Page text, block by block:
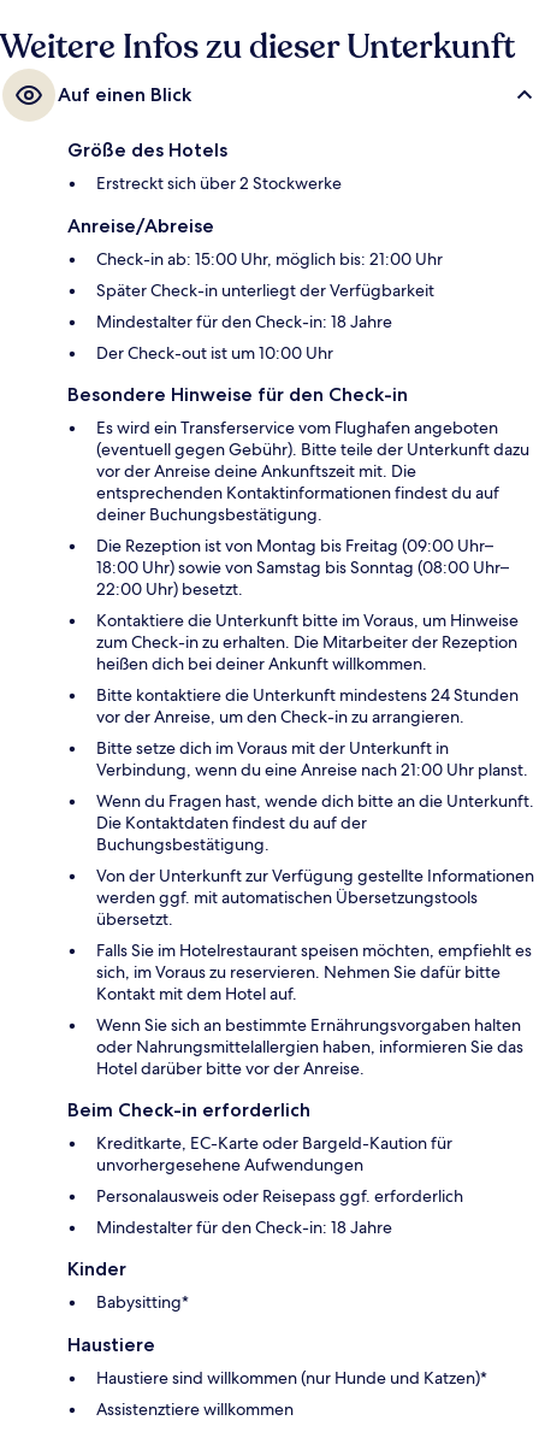
Weitere Infos zu dieser Unterkunft
Auf einen Blick
Größe des Hotels
Erstreckt sich über 2 Stockwerke
Anreise/Abreise
Check-in ab: 15:00 Uhr, möglich bis: 21:00 Uhr
Später Check-in unterliegt der Verfügbarkeit
Mindestalter für den Check-in: 18 Jahre
Der Check-out ist um 10:00 Uhr
Besondere Hinweise für den Check-in
Es wird ein Transferservice vom Flughafen angeboten
(eventuell gegen Gebühr). Bitte teile der Unterkunft dazu
vor der Anreise deine Ankunftszeit mit. Die
entsprechenden Kontaktinformationen findest du auf
deiner Buchungsbestätigung.
Die Rezeption ist von Montag bis Freitag (09:00 Uhr–
18:00 Uhr) sowie von Samstag bis Sonntag (08:00 Uhr–
22:00 Uhr) besetzt.
Kontaktiere die Unterkunft bitte im Voraus, um Hinweise
zum Check-in zu erhalten. Die Mitarbeiter der Rezeption
heißen dich bei deiner Ankunft willkommen.
Bitte kontaktiere die Unterkunft mindestens 24 Stunden
vor der Anreise, um den Check-in zu arrangieren.
Bitte setze dich im Voraus mit der Unterkunft in
Verbindung, wenn du eine Anreise nach 21:00 Uhr planst.
Wenn du Fragen hast, wende dich bitte an die Unterkunft.
Die Kontaktdaten findest du auf der
Buchungsbestätigung.
Von der Unterkunft zur Verfügung gestellte Informationen
werden ggf. mit automatischen Übersetzungstools
übersetzt.
Falls Sie im Hotelrestaurant speisen möchten, empfiehlt es
sich, im Voraus zu reservieren. Nehmen Sie dafür bitte
Kontakt mit dem Hotel auf.
Wenn Sie sich an bestimmte Ernährungsvorgaben halten
oder Nahrungsmittelallergien haben, informieren Sie das
Hotel darüber bitte vor der Anreise.
Beim Check-in erforderlich
Kreditkarte, EC-Karte oder Bargeld-Kaution für
unvorhergesehene Aufwendungen
Personalausweis oder Reisepass ggf. erforderlich
Mindestalter für den Check-in: 18 Jahre
Kinder
Babysitting*
Haustiere
Haustiere sind willkommen (nur Hunde und Katzen)*
Assistenztiere willkommen